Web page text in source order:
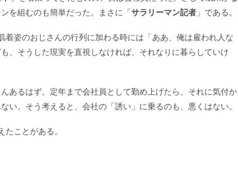
を組むのも簡単だった。まさに「サラリーマン記者 」である。
着姿のおじさんの行列に加わる時には「ああ、俺は雇われ人な
、そうした現実を直視しなければ、それなりに暮らしていけ
あるはず。定年まで会社員として勤め上げたら、それに気付か
い。そう考えると、会社の「誘い」に乗るのも、悪くはない。
ことがある。